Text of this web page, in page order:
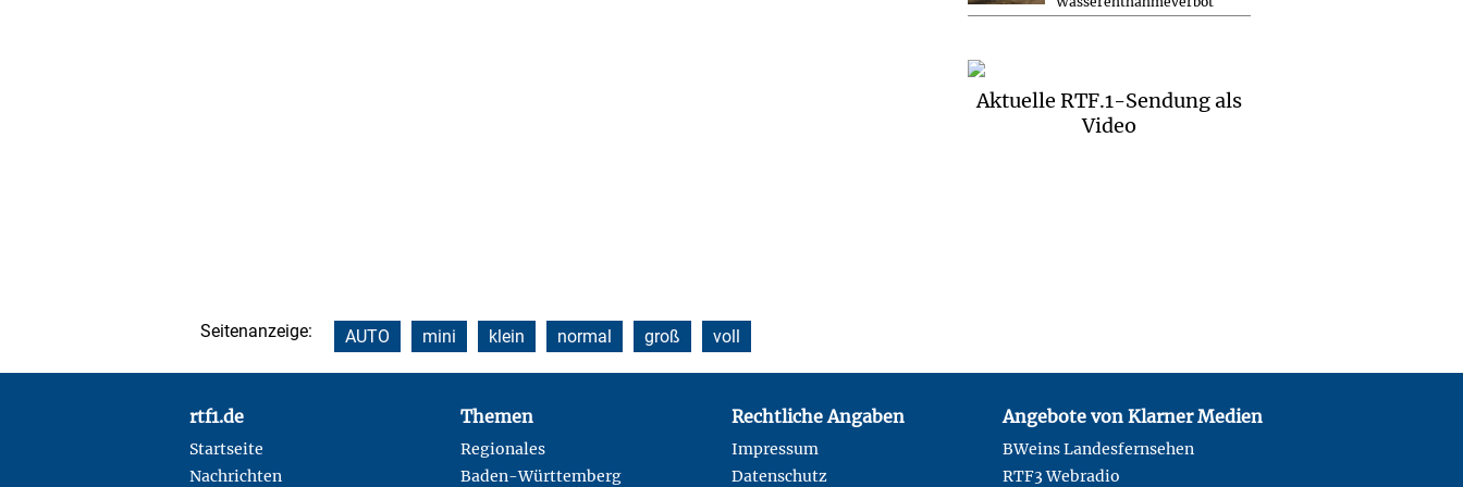
Aktuelle RTF.1-Sendung als
Video
Seitenanzeige: AUTO mini klein normal groß voll
rtf1.de
Startseite
Nachrichten
Themen
Regionales
Baden-Württemberg
Rechtliche Angaben
Impressum
Datenschutz
Angebote von Klarner Medien
BWeins Landesfernsehen
RTF3 Webradio